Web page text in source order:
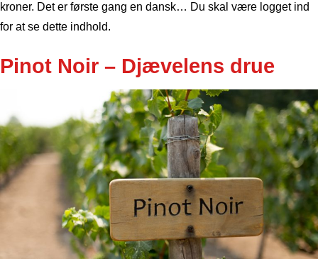
kroner. Det er første gang en dansk… Du skal være logget ind
for at se dette indhold.
Pinot Noir – Djævelens drue